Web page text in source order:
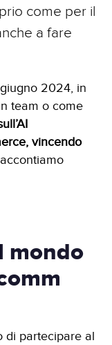
come per il
a fare
2024, in
team o come
vincendo
mondo
di partecipare al